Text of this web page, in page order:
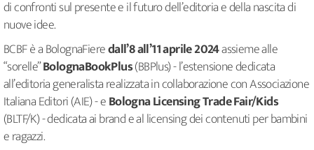
di confronti sul presente e il futuro dell’editoria e della nascita di
nuove idee.
BCBF è a BolognaFieredall’8 all’11 aprile 2024assieme alle
“sorelle”BolognaBookPlus(BBPlus) - l’estensione dedicata
all’editoria generalista realizzata in collaborazione con Associazione
Italiana Editori (AIE) - eBologna Licensing Trade Fair/Kids
(BLTF/K) - dedicata ai brand e al licensing dei contenuti per bambini
e ragazzi.